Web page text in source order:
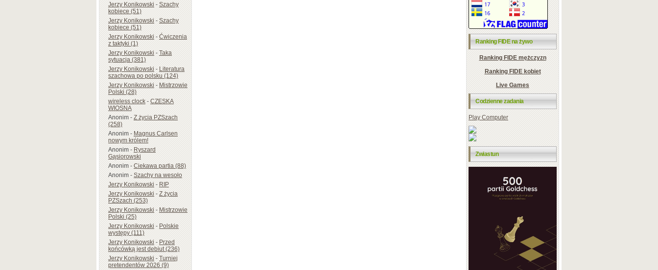
Jerzy Konikowski-Szachy
kobiece (51)
Jerzy Konikowski-Szachy
kobiece (51)
Jerzy Konikowski-Ćwiczenia
z taktyki (1)
Jerzy Konikowski-Taka
sytuacja (381)
Jerzy Konikowski-Literatura
szachowa po polsku (124)
Jerzy Konikowski-Mistrzowie
Polski (28)
wireless clock-CZESKA
WIOSNA
Anonim-Z życia PZSzach
(258)
Anonim-Magnus Carlsen
nowym królem!
Anonim-Ryszard
Gąsiorowski
Anonim-Ciekawa partia (88)
Anonim-Szachy na wesoło
Jerzy Konikowski-RIP
Jerzy Konikowski-Z życia
PZSzach (253)
Jerzy Konikowski-Mistrzowie
Polski (25)
Jerzy Konikowski-Polskie
występy (111)
Jerzy Konikowski-Przed
końcówką jest debiut (236)
Jerzy Konikowski-Turniej
pretendentów 2026 (9)
Ranking FIDE na żywo
Ranking FIDE mężczyzn
Ranking FIDE kobiet
Live Games
Codzienne zadania
Play Computer
Zwiastun